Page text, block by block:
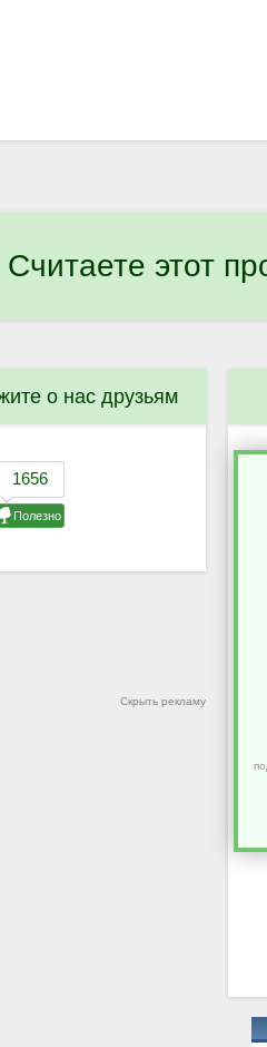
Считаете этот
о нас друзьям
Скрыть рекламу